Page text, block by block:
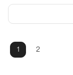
1 2